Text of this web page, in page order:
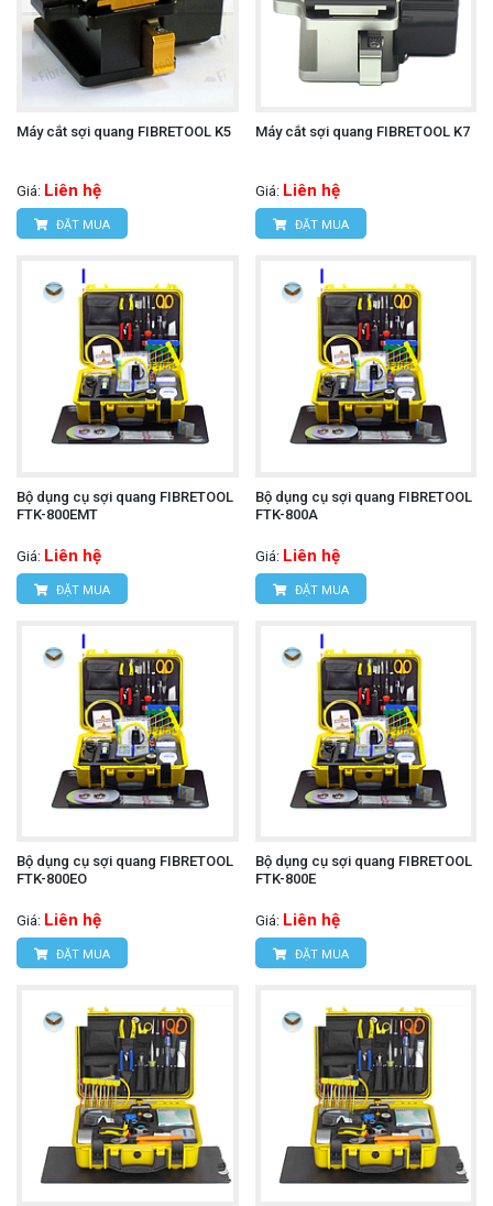
Máy cắt sợi quang FIBRETOOL K5
Giá: Liên hệ
ĐẶT MUA
Máy cắt sợi quang FIBRETOOL K7
Giá: Liên hệ
ĐẶT MUA
Bộ dụng cụ sợi quang FIBRETOOL
FTK-800EMT
Giá: Liên hệ
ĐẶT MUA
Bộ dụng cụ sợi quang FIBRETOOL
FTK-800A
Giá: Liên hệ
ĐẶT MUA
Bộ dụng cụ sợi quang FIBRETOOL
FTK-800EO
Giá: Liên hệ
ĐẶT MUA
Bộ dụng cụ sợi quang FIBRETOOL
FTK-800E
Giá: Liên hệ
ĐẶT MUA